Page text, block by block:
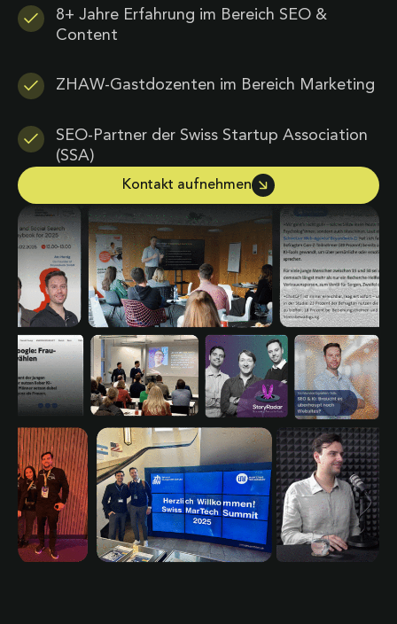
8+ Jahre Erfahrung im Bereich SEO &
Content
ZHAW-Gastdozenten im Bereich Marketing
SEO-Partner der Swiss Startup Association
(SSA)
Kontakt aufnehmen